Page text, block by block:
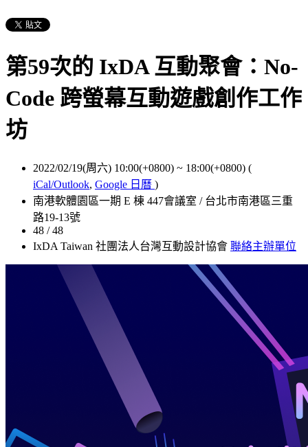
第59次的 IxDA 互動聚會：No-
Code 跨螢幕互動遊戲創作工作
坊
2022/02/19(周六) 10:00(+0800) ~ 18:00(+0800) (
iCal/Outlook, Google 日曆 )
南港軟體園區一期 E 棟 447會議室 / 台北市南港區三重
路19-13號
48 / 48
IxDA Taiwan 社團法人台灣互動設計協會 聯絡主辦單位